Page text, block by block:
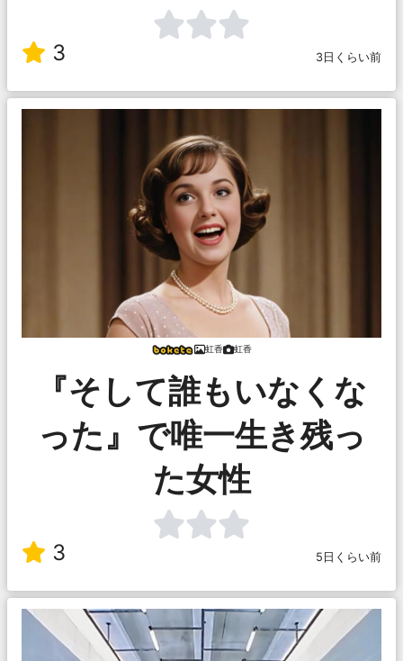
3 3日くらい前
虹香 虹香
『そして誰もいなくな
った』で唯一生き残っ
た女性
3 5日くらい前